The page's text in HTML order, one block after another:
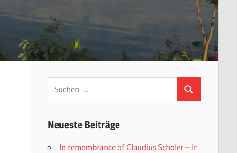
Suchen
nach:
Suchen
Neueste Beiträge
In remembrance of Claudius Scholer – In